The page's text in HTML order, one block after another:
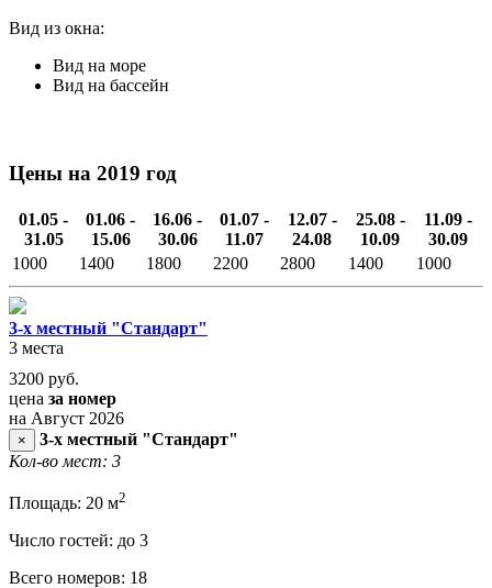
Вид из окна:
Вид на море
Вид на бассейн
Цены на 2019 год
01.05 -
31.05
01.06 -
15.06
16.06 -
30.06
01.07 -
11.07
12.07 -
24.08
25.08 -
10.09
11.09 -
30.09
1000
1400 1800 2200 2800 1400 1000
3-х местный "Стандарт"
3 места
3200 руб.
цена за номер
на Август 2026
×
3-х местный "Стандарт"
Кол-во мест: 3
Площадь: 20 м2
Число гостей: до 3
Всего номеров: 18